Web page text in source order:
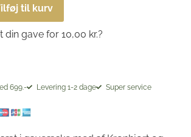
til kurv
din gave for 10,00 kr.?
699.- Levering 1-2 dage Super service